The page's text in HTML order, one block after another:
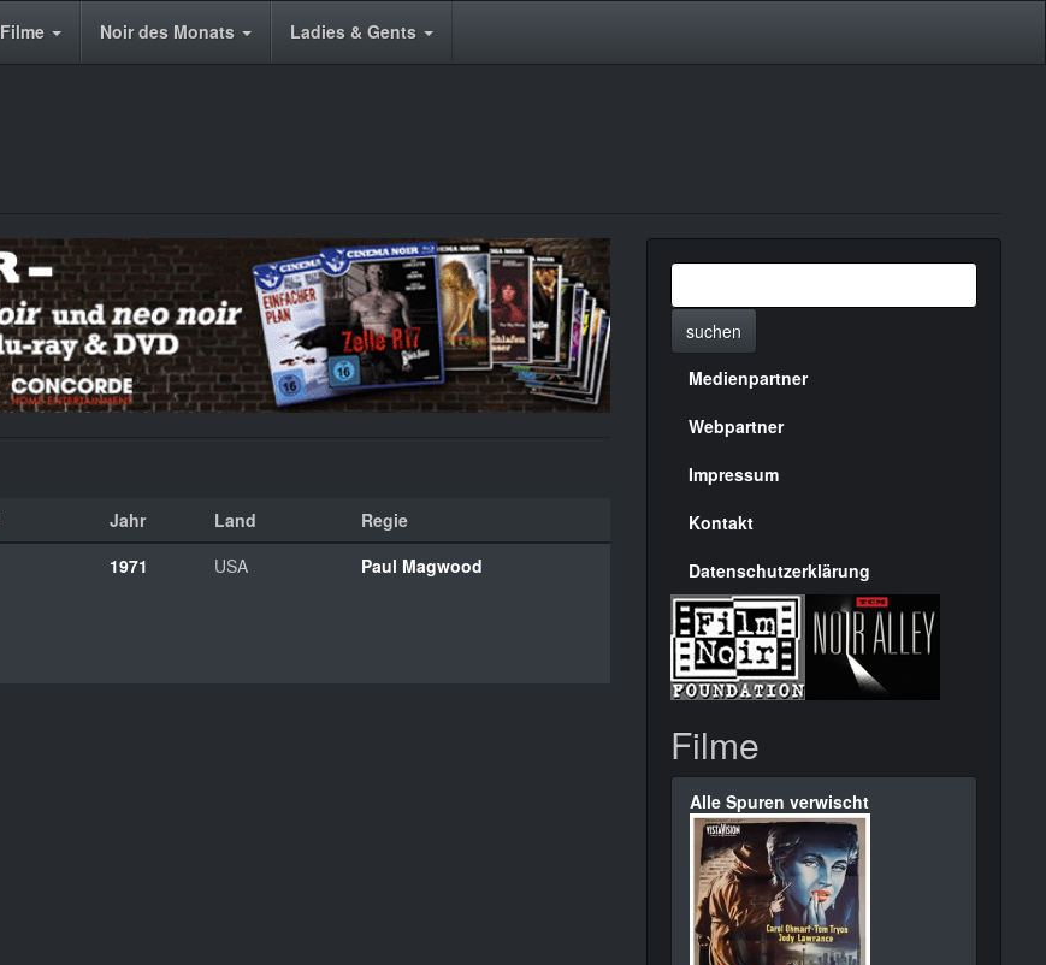
Filme Noir des Monats Ladies & Gents
Jahr Land Regie
1971 USA Paul Magwood
suchen
Menülinks
rechte
Seite
Medienpartner
Webpartner
Impressum
Kontakt
Datenschutzerklärung
Filme
Alle Spuren verwischt